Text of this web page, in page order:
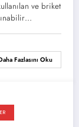
ve briket
Fazlasını Oku